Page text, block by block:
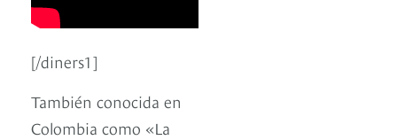
[/diners1]
También conocida en
Colombia como «La